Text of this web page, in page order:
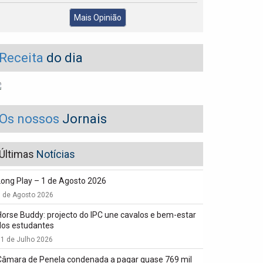
Mais Opinião
do dia
nossos Jornais
Notícias
Play – 1 de Agosto 2026
de Agosto 2026
Buddy: projecto do IPC une cavalos e bem-estar
estudantes
de Julho 2026
de Penela condenada a pagar quase 769 mil